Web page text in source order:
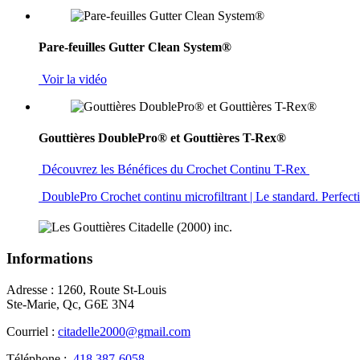
Pare-feuilles Gutter Clean System®
Voir la vidéo
Gouttières DoublePro® et Gouttières T-Rex®
Découvrez les Bénéfices du Crochet Continu T-Rex
DoublePro Crochet continu microfiltrant | Le standard.
Informations
Adresse : 1260, Route St-Louis
Ste-Marie, Qc, G6E 3N4
Courriel : citadelle2000@gmail.com